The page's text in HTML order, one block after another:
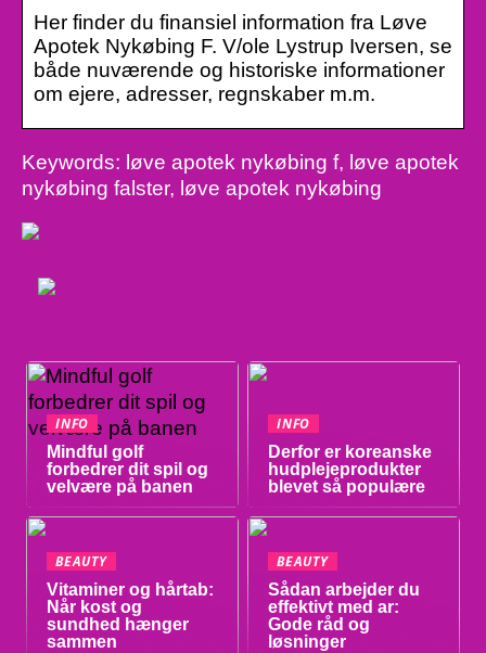
Her finder du finansiel information fra Løve
Apotek Nykøbing F. V/ole Lystrup Iversen, se
både nuværende og historiske informationer
om ejere, adresser, regnskaber m.m.
Keywords: løve apotek nykøbing f, løve apotek
nykøbing falster, løve apotek nykøbing
INFO
Mindful golf
forbedrer dit spil og
velvære på banen
INFO
Derfor er koreanske
hudplejeprodukter
blevet så populære
BEAUTY
Vitaminer og hårtab:
Når kost og
sundhed hænger
sammen
BEAUTY
Sådan arbejder du
effektivt med ar:
Gode råd og
løsninger